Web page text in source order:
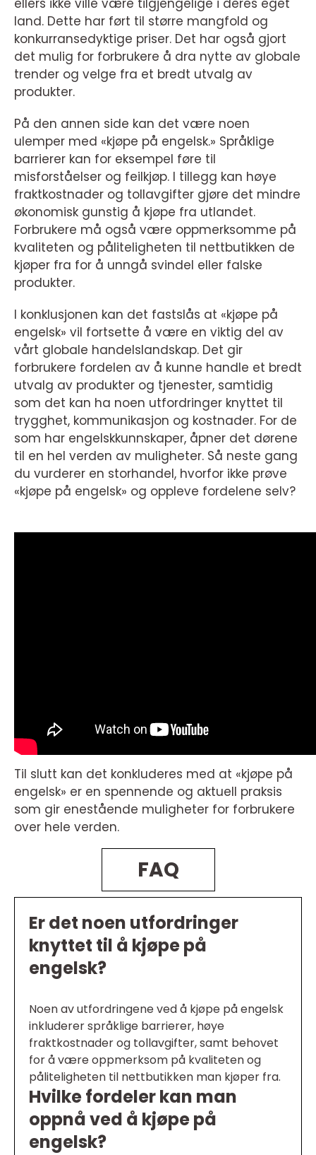
ellers ikke ville være tilgjengelige i deres eget
land. Dette har ført til større mangfold og
konkurransedyktige priser. Det har også gjort
det mulig for forbrukere å dra nytte av globale
trender og velge fra et bredt utvalg av
produkter.
På den annen side kan det være noen
ulemper med «kjøpe på engelsk.» Språklige
barrierer kan for eksempel føre til
misforståelser og feilkjøp. I tillegg kan høye
fraktkostnader og tollavgifter gjøre det mindre
økonomisk gunstig å kjøpe fra utlandet.
Forbrukere må også være oppmerksomme på
kvaliteten og påliteligheten til nettbutikken de
kjøper fra for å unngå svindel eller falske
produkter.
I konklusjonen kan det fastslås at «kjøpe på
engelsk» vil fortsette å være en viktig del av
vårt globale handelslandskap. Det gir
forbrukere fordelen av å kunne handle et bredt
utvalg av produkter og tjenester, samtidig
som det kan ha noen utfordringer knyttet til
trygghet, kommunikasjon og kostnader. For de
som har engelskkunnskaper, åpner det dørene
til en hel verden av muligheter. Så neste gang
du vurderer en storhandel, hvorfor ikke prøve
«kjøpe på engelsk» og oppleve fordelene selv?
Til slutt kan det konkluderes med at «kjøpe på
engelsk» er en spennende og aktuell praksis
som gir enestående muligheter for forbrukere
over hele verden.
FAQ
Er det noen utfordringer
knyttet til å kjøpe på
engelsk?
Noen av utfordringene ved å kjøpe på engelsk
inkluderer språklige barrierer, høye
fraktkostnader og tollavgifter, samt behovet
for å være oppmerksom på kvaliteten og
påliteligheten til nettbutikken man kjøper fra.
Hvilke fordeler kan man
oppnå ved å kjøpe på
engelsk?